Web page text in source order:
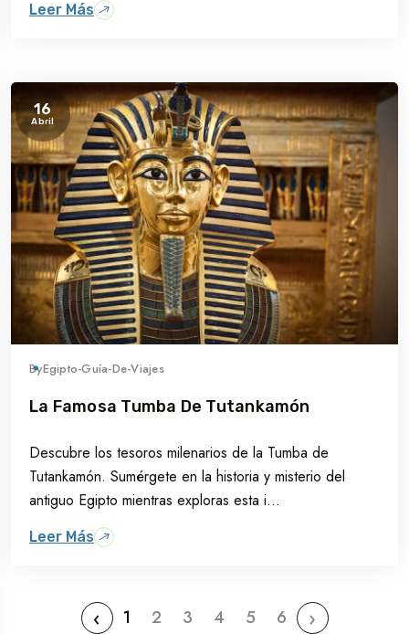
Leer Más
16
Abril
ByEgipto-Guía-De-Viajes
La Famosa Tumba De Tutankamón
Descubre los tesoros milenarios de la Tumba de
Tutankamón. Sumérgete en la historia y misterio del
antiguo Egipto mientras exploras esta i...
Leer Más
‹ 1 2 3 4 5 6 ›